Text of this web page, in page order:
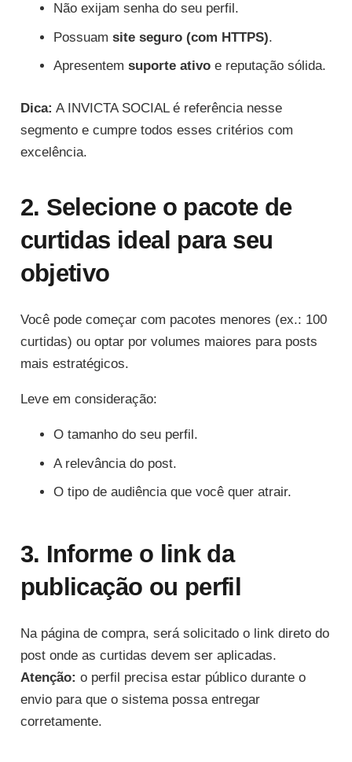
Não exijam senha do seu perfil.
Possuam site seguro (com HTTPS).
Apresentem suporte ativo e reputação sólida.
Dica: A INVICTA SOCIAL é referência nesse
segmento e cumpre todos esses critérios com
excelência.
2. Selecione o pacote de
curtidas ideal para seu
objetivo
Você pode começar com pacotes menores (ex.: 100
curtidas) ou optar por volumes maiores para posts
mais estratégicos.
Leve em consideração:
O tamanho do seu perfil.
A relevância do post.
O tipo de audiência que você quer atrair.
3. Informe o link da
publicação ou perfil
Na página de compra, será solicitado o link direto do
post onde as curtidas devem ser aplicadas.
Atenção: o perfil precisa estar público durante o
envio para que o sistema possa entregar
corretamente.